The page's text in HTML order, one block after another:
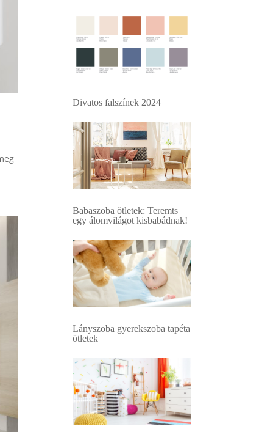
Divatos falszínek 2024
Babaszoba ötletek: Teremts
egy álomvilágot kisbabádnak!
Lányszoba gyerekszoba tapéta
ötletek